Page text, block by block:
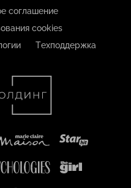
соглашение
cookies
Техподдержка